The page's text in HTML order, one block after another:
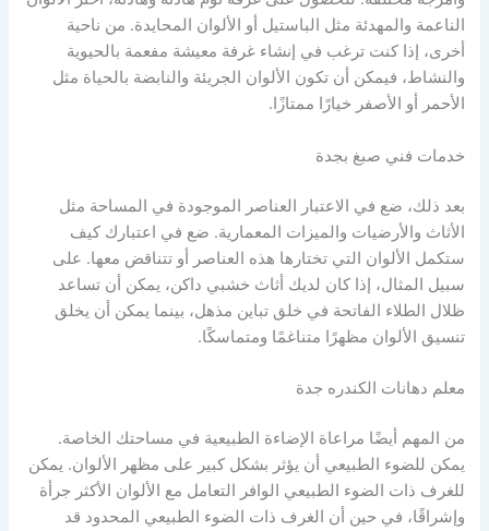
الناعمة والمهدئة مثل الباستيل أو الألوان المحايدة. من ناحية
أخرى، إذا كنت ترغب في إنشاء غرفة معيشة مفعمة بالحيوية
والنشاط، فيمكن أن تكون الألوان الجريئة والنابضة بالحياة مثل
الأحمر أو الأصفر خيارًا ممتازًا.
خدمات فني صبغ بجدة
بعد ذلك، ضع في الاعتبار العناصر الموجودة في المساحة مثل
الأثاث والأرضيات والميزات المعمارية. ضع في اعتبارك كيف
ستكمل الألوان التي تختارها هذه العناصر أو تتناقض معها. على
سبيل المثال، إذا كان لديك أثاث خشبي داكن، يمكن أن تساعد
ظلال الطلاء الفاتحة في خلق تباين مذهل، بينما يمكن أن يخلق
تنسيق الألوان مظهرًا متناغمًا ومتماسكًا.
معلم دهانات الكندره جدة
من المهم أيضًا مراعاة الإضاءة الطبيعية في مساحتك الخاصة.
يمكن للضوء الطبيعي أن يؤثر بشكل كبير على مظهر الألوان. يمكن
للغرف ذات الضوء الطبيعي الوافر التعامل مع الألوان الأكثر جرأة
وإشراقًا، في حين أن الغرف ذات الضوء الطبيعي المحدود قد